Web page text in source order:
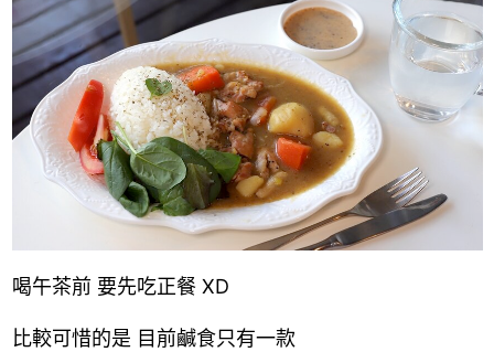
喝午茶前 要先吃正餐 XD
比較可惜的是 目前鹹食只有一款